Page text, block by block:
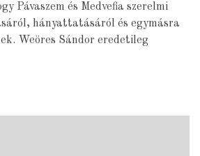
Pávaszem és Medvefia szerelmi
hányattatásáról és egymásra
Weöres Sándor eredetileg